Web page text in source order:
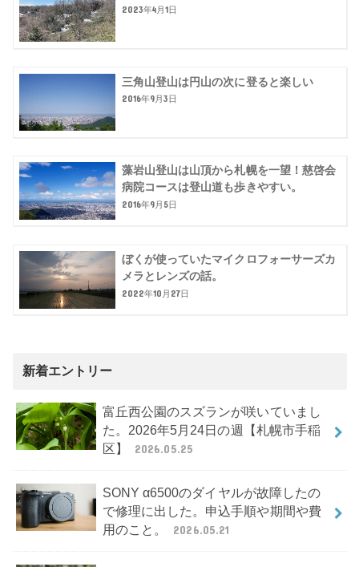
2023年4月1日
三角山登山は円山の次に登ると楽しい
2016年9月3日
藻岩山登山は山頂から札幌を一望！慈啓会
病院コースは登山道も歩きやすい。
2016年9月5日
ぼくが使っていたマイクロフォーサーズカ
メラとレンズの話。
2022年10月27日
新着エントリー
富丘西公園のスズランが咲いていまし
た。2026年5月24日の週【札幌市手稲
区】
2026.05.25
SONY α6500のダイヤルが故障したの
で修理に出した。申込手順や期間や費
用のこと。
2026.05.21